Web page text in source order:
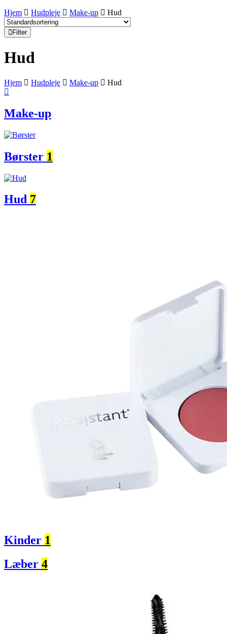
Hjem Hudpleje Make-up Hud
Filter
Hud
Hjem Hudpleje Make-up Hud
Make-up
Børster 1
Hud 7
Kinder 1
Læber 4